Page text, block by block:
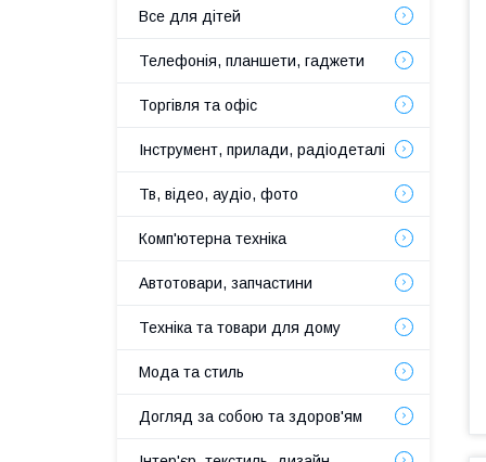
Все для дітей
Телефонія, планшети, гаджети
Торгівля та офіс
Інструмент, прилади, радіодеталі
Тв, відео, аудіо, фото
Комп'ютерна техніка
Автотовари, запчастини
Техніка та товари для дому
Мода та стиль
Догляд за собою та здоров'ям